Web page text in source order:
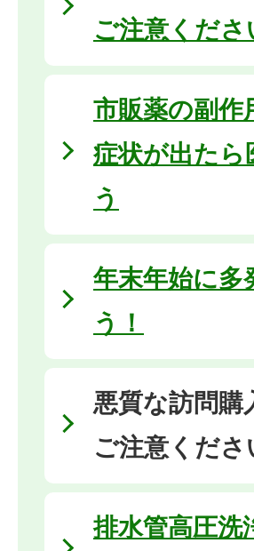
ご注意くださ
市販薬の副作
症状が出たら
う
年末年始に多
う！
悪質な訪問購
ご注意くださ
排水管高圧洗